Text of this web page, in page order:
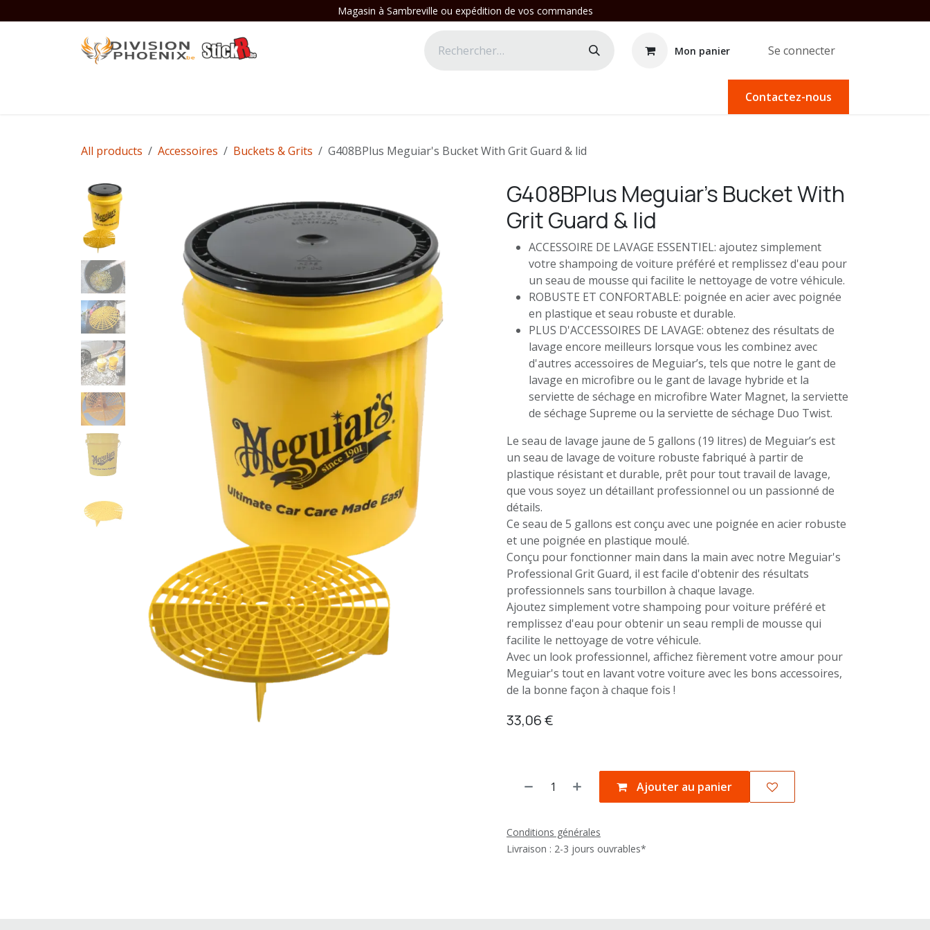
Magasin à Sambreville ou expédition de vos commandes
Mon panier Se connecter
Contactez-nous
All products Accessoires Buckets & Grits G408BPlus Meguiar's Bucket With Grit Guard & lid
G408BPlus Meguiar's Bucket With
Grit Guard & lid
ACCESSOIRE DE LAVAGE ESSENTIEL: ajoutez simplement
votre shampoing de voiture préféré et remplissez d'eau pour
un seau de mousse qui facilite le nettoyage de votre véhicule.
ROBUSTE ET CONFORTABLE: poignée en acier avec poignée
en plastique et seau robuste et durable.
PLUS D'ACCESSOIRES DE LAVAGE: obtenez des résultats de
lavage encore meilleurs lorsque vous les combinez avec
d'autres accessoires de Meguiar’s, tels que notre le gant de
lavage en microfibre ou le gant de lavage hybride et la
serviette de séchage en microfibre Water Magnet, la serviette
de séchage Supreme ou la serviette de séchage Duo Twist.
Le seau de lavage jaune de 5 gallons (19 litres) de Meguiar’s est
un seau de lavage de voiture robuste fabriqué à partir de
plastique résistant et durable, prêt pour tout travail de lavage,
que vous soyez un détaillant professionnel ou un passionné de
détails.
Ce seau de 5 gallons est conçu avec une poignée en acier robuste
et une poignée en plastique moulé.
Conçu pour fonctionner main dans la main avec notre Meguiar's
Professional Grit Guard, il est facile d'obtenir des résultats
professionnels sans tourbillon à chaque lavage.
Ajoutez simplement votre shampoing pour voiture préféré et
remplissez d'eau pour obtenir un seau rempli de mousse qui
facilite le nettoyage de votre véhicule.
Avec un look professionnel, affichez fièrement votre amour pour
Meguiar's tout en lavant votre voiture avec les bons accessoires,
de la bonne façon à chaque fois !
33,06€
Ajouter au panier
Conditions générales
Livraison : 2-3 jours ouvrables*